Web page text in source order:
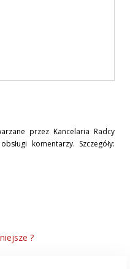
przez Kancelaria Radcy
komentarzy. Szczegóły:
?